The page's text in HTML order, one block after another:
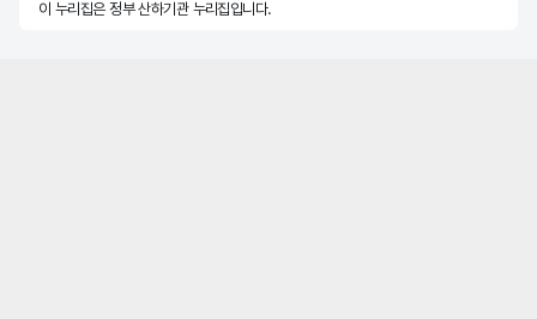
이 누리집은 정부 산하기관 누리집입니다.